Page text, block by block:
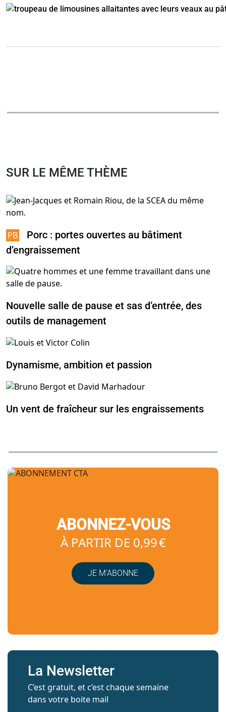
SUR LE MÊME THÈME
Porc : portes ouvertes au bâtiment
d’engraissement
Nouvelle salle de pause et sas d’entrée, des
outils de management
Dynamisme, ambition et passion
Un vent de fraîcheur sur les engraissements
ABONNEZ-VOUS
À PARTIR DE 0,99 €
JE M’ABONNE
La Newsletter
C’est gratuit, et c’est chaque semaine
dans votre boite mail